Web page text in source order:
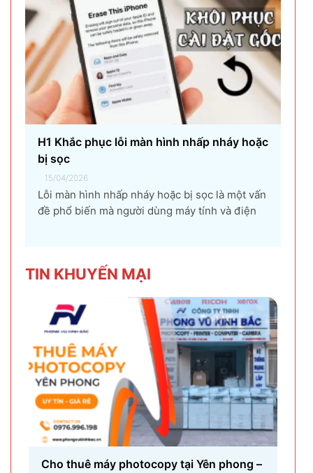
H1 Khắc phục lỗi màn hình nhấp nháy hoặc
bị sọc
15/04/2026
Lỗi màn hình nhấp nháy hoặc bị sọc là một vấn
đề phổ biến mà người dùng máy tính và điện
nhân...
TIN KHUYẾN MẠI
Cho thuê máy photocopy tại Yên phong –